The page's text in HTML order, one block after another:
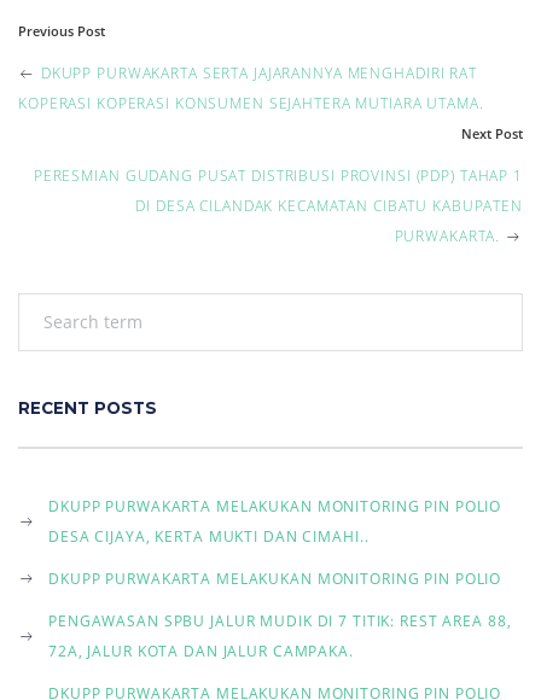
P
o
a
v
i
g
t
i
o
Previous Post
DKUPP PURWAKARTA SERTA JAJARANNYA MENGHADIRI RAT
KOPERASI KOPERASI KONSUMEN SEJAHTERA MUTIARA UTAMA.
Next Post
PERESMIAN GUDANG PUSAT DISTRIBUSI PROVINSI (PDP) TAHAP 1
DI DESA CILANDAK KECAMATAN CIBATU KABUPATEN
PURWAKARTA.
RECENT POSTS
DKUPP PURWAKARTA MELAKUKAN MONITORING PIN POLIO
DESA CIJAYA, KERTA MUKTI DAN CIMAHI..
DKUPP PURWAKARTA MELAKUKAN MONITORING PIN POLIO
PENGAWASAN SPBU JALUR MUDIK DI 7 TITIK: REST AREA 88,
72A, JALUR KOTA DAN JALUR CAMPAKA.
DKUPP PURWAKARTA MELAKUKAN MONITORING PIN POLIO